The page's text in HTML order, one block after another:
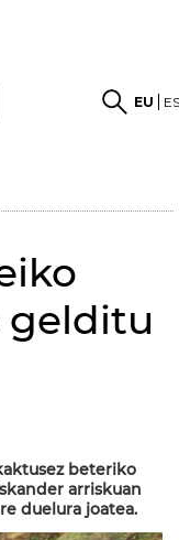
EU
beteriko
arriskuan
duelura joatea.